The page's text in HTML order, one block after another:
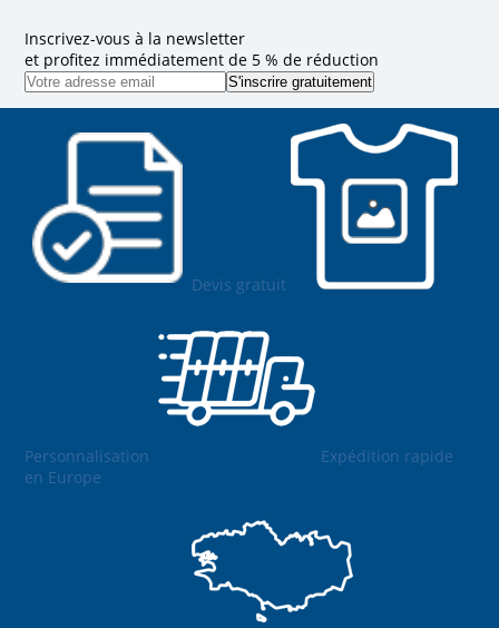
Inscrivez-vous à la newsletter
et profitez immédiatement de 5 % de réduction
Devis gratuit
Personnalisation
Expédition rapide
en Europe